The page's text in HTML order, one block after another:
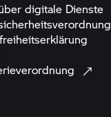
digitale Dienste